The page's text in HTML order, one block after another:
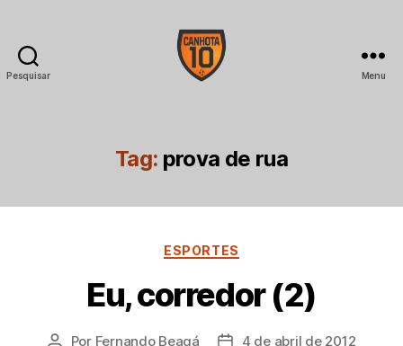
Pesquisar Menu
Tag: prova de rua
Categorias
ESPORTES
Eu, corredor (2)
Autor
Por Fernando Beagá
Data4 de abril de 2012